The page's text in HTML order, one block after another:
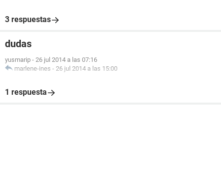
3 respuestas
dudas
yusmarip - 26 jul 2014 a las 07:16
marlene-ines - 26 jul 2014 a las 15:00
1 respuesta